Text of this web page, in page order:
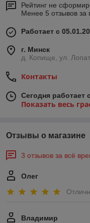
Рейтинг не
Менее 5 отзывов за
Работает с
г. Минск
д. Копище, ул.
Контакты
Сегодня работает
Показать весь
Отзывы о магазине
3 отзывов за всё
Олег
Владимир